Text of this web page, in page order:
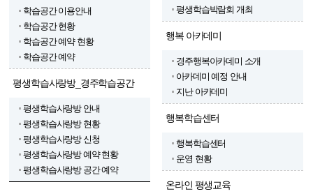
학습공간 이용안내
학습공간 현황
학습공간 예약 현황
학습공간 예약
평생학습사랑방_경주학습공간
평생학습사랑방 안내
평생학습사랑방 현황
평생학습사랑방 신청
평생학습사랑방 예약 현황
평생학습사랑방 공간 예약
평생학습박람회 개최
행복 아카데미
경주행복아카데미 소개
아카데미 예정 안내
지난 아카데미
행복학습센터
행복학습센터
운영 현황
온라인 평생교육